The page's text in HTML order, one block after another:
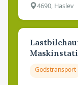
4690, Haslev
Godstransport